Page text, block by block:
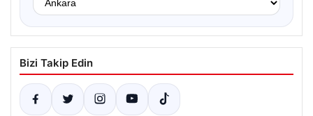
Bizi Takip Edin